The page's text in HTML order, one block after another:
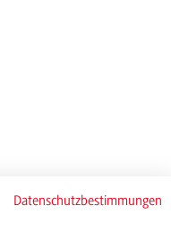
Datenschutzbestimmungen